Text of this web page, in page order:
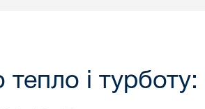
і турботу: